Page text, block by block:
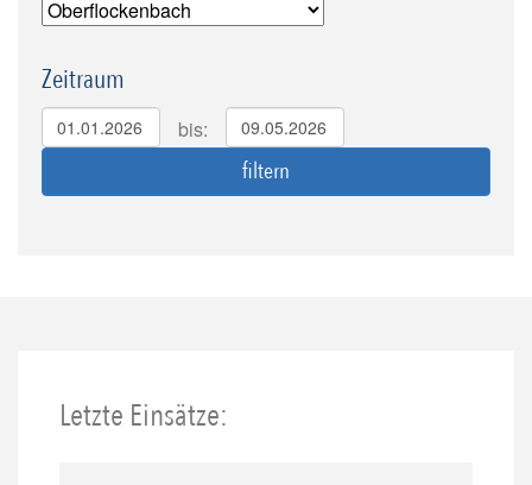
Zeitraum
bis:
Letzte Einsätze: